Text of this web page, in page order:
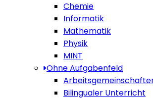
Chemie
Informatik
Mathematik
Physik
MINT
Ohne Aufgabenfeld
Bilingualer Unterricht